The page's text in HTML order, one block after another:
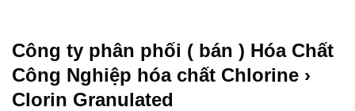
Công ty phân phối ( bán ) Hóa Chất
Công Nghiệp hóa chất Chlorine ›
Clorin Granulated